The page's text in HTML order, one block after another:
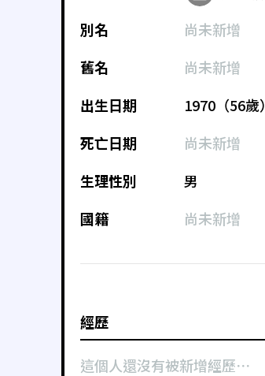
別名
尚未新增
舊名
尚未新增
出生日期
1970（56歲）
死亡日期
尚未新增
生理性別
男
國籍
尚未新增
經歷
這個人還沒有被新增經歷⋯